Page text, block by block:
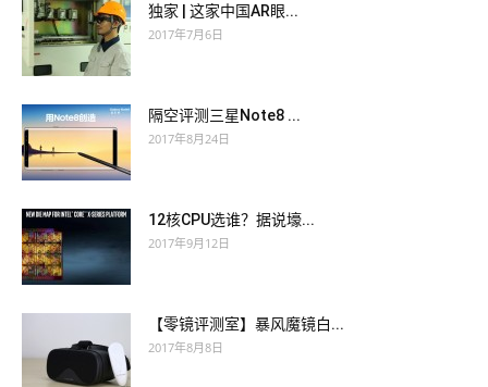
Lao stick asked MCSA: Windows 10 70-697 Who dare not go
Now come out, I am sure I will not marry you.
独家 | 这家中国AR眼...
2017年7月6日
隔空评测三星Note8 ...
2017年8月24日
12核CPU选谁？据说壕...
2017年9月12日
【零镜评测室】暴风魔镜白...
2017年8月8日